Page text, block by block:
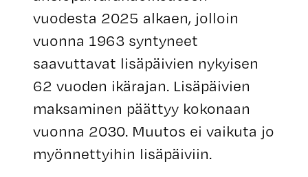
vuodesta 2025 alkaen, jolloin
vuonna 1963 syntyneet
saavuttavat lisäpäivien nykyisen
62 vuoden ikärajan. Lisäpäivien
maksaminen päättyy kokonaan
vuonna 2030. Muutos ei vaikuta jo
myönnettyihin lisäpäiviin.